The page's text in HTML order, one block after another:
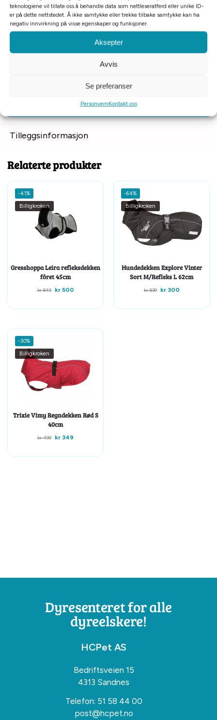
teknologiene vil tillate oss å behandle data som nettleseratferd eller unike ID-
er på dette nettstedet. Å ikke samtykke eller trekke tilbake samtykke kan ha
negativ innvirkning på visse egenskaper og funksjoner.
Aksepter
Avvis
Se preferanser
PersonvernKontakt oss
Refleksdetaljer gir god synlighet på mørke og overskyede
Dette hundedekkenet kan enkelt pakkes ned og lages i
Tilleggsinformasjon
Relaterte produkter
-41%
Billigkroken
Gresshoppa Leira refleksdekken
fôret 45cm
kr849 kr500
-64%
Billigkroken
Hundedekken Explore Vinter
Sort M/Refleks L 62cm
kr839 kr300
-30%
Billigkroken
Trixie Vimy Regndekken Rød S
40cm
kr499 kr 349
Dyresenteret for alle
dyreelskere!
HCPet AS
Bedriftsveien 15
4313 Sandnes
Telefon: 51 58 44 00
post@hcpet.no